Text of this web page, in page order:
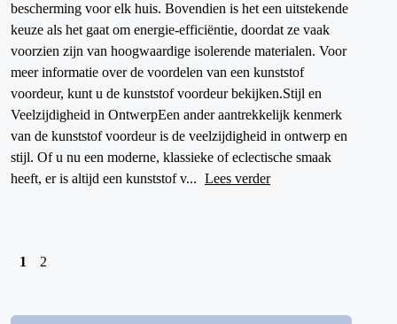
bescherming voor elk huis. Bovendien is het een uitstekende
keuze als het gaat om energie-efficiëntie, doordat ze vaak
voorzien zijn van hoogwaardige isolerende materialen. Voor
meer informatie over de voordelen van een kunststof
voordeur, kunt u de kunststof voordeur bekijken.Stijl en
Veelzijdigheid in OntwerpEen ander aantrekkelijk kenmerk
van de kunststof voordeur is de veelzijdigheid in ontwerp en
stijl. Of u nu een moderne, klassieke of eclectische smaak
heeft, er is altijd een kunststof v... Lees verder
1 2